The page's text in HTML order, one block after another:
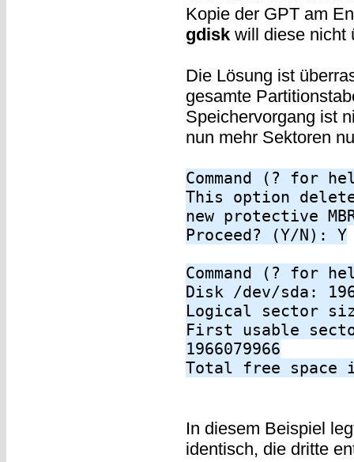
Kopie der GPT am
gdiskwill diese nicht
Die Lösung ist
gesamte
Speichervorgang ist
nun mehr Sektoren
Command (? for
This option
new protective
Proceed? (Y/N): Y
Command (? for
Disk /dev/sda:
Logical sector
First usable
1966079966
Total free space
In diesem Beispiel
identisch, die dritte